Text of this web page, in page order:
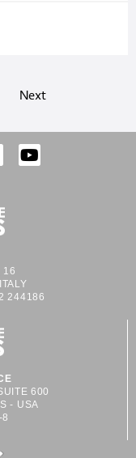
Next
16
244186
600
- USA